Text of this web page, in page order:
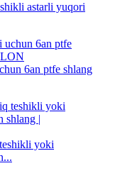
astarli yuqori
6an ptfe shlang
yoki